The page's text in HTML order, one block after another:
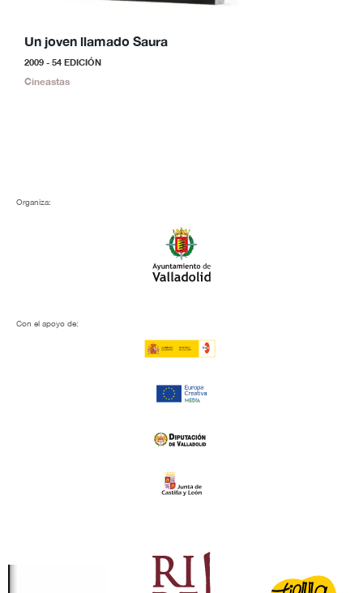
Un joven llamado Saura
2009 - 54 EDICIÓN
Cineastas
Organiza:
Con el apoyo de: